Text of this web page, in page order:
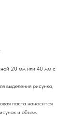
20 мм или 40 мм с
выделения рисунка,
паста наносится
и объем